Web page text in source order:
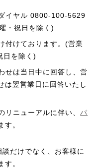
イヤル 0800‐100‐5629
・祝日を除く)
付けております。(営業
日を除く)
せは当日中に回答し、営
は翌営業日に回答いたし
リニューアルに伴い、パ
す。
だけでなく、お客様に
す。